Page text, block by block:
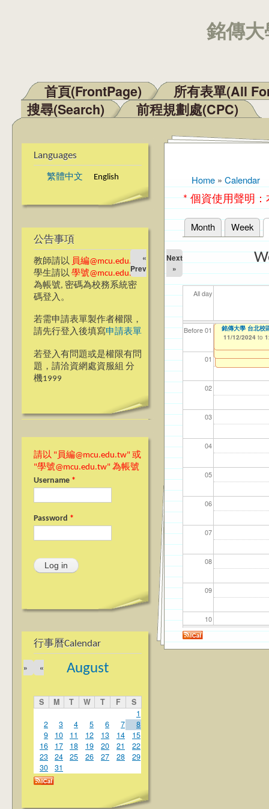
銘傳
Main menu
首頁(FrontPage)
所有表單(All
搜尋(Search)
前程規劃處(CPC)
Languages
繁體中文 English
公告事項
教師請以 員編@mcu.edu.tw
學生請以 學號@mcu.edu.tw
為帳號, 密碼為校務系統密
碼登入。
若需申請表單製作者權限，
請先行登入後填寫申請表單
若登入有問題或是權限有問
題，請洽資網處資服組 分
機1999
請以 "員編@mcu.edu.tw" 或
"學號@mcu.edu.tw" 為帳號
Username *
Password *
行事曆Calendar
August
«
»
S M T W T F
S
1
2
3 4 5 6 7
8
9
10 11 12 13 14
15
16
17 18 19 20 21
22
23
24 25 26 27 28
29
30
31
You are here
Home » Calendar
* 個資使用聲明
Primary tabs
Month Week
«
Prev
Next
»
All day
Before 01
01
02
03
04
05
06
07
08
09
10
11
【資網處】
整合系統～表單
我愛銘傳我愛養
校區)
海青班學生證補
08/31/2021 to
【財務處】工讀
11/12/2021 to
【財
11/
114
04/
114
02/
114
03/
銘傳
04/
【桃
04/
【高教深耕計畫
to Encourage
【高教深耕計畫
- 17 - Featured
銘傳大學 台北校
11/12/2024 to